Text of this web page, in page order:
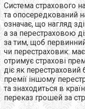
Система страхового
та опосередкований
означає, що нагляд
а за перестраховою
за тим, щоб
чи перестраховик:
отримує страхові
діє як перестраховий
премії іншому
та знаходиться в
переказ грошей за